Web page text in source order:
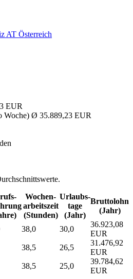
AT Österreich
EUR
Woche) Ø 35.889,23 EUR
Wochen­
arbeitszeit
(Stunden)
Urlaubs­
tage
(Jahr)
Bruttolohn
(Jahr)
38,0 30,0
36.923,08
EUR
38,5 26,5
31.476,92
EUR
38,5 25,0
39.784,62
EUR